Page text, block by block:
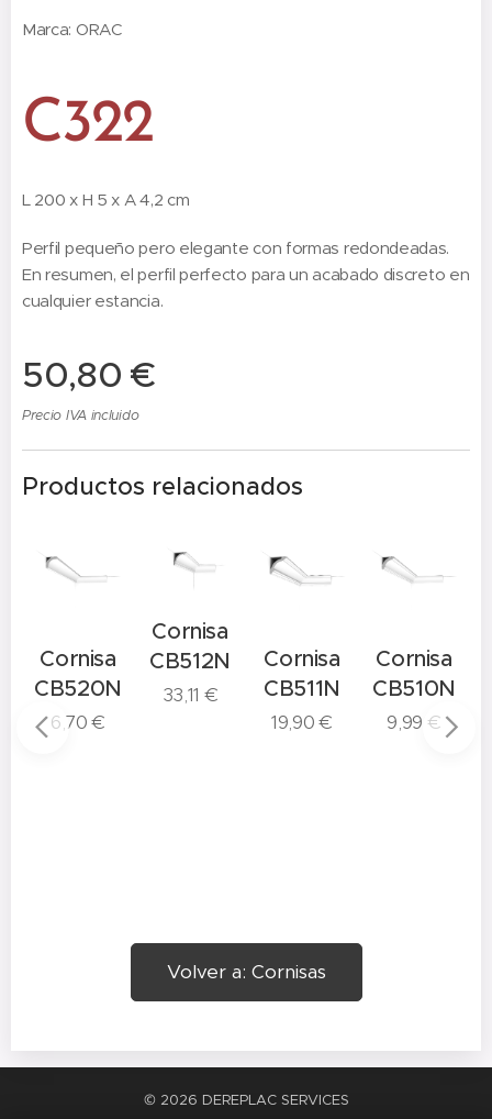
Marca: ORAC
C322
L 200 x H 5 x A 4,2 cm
Perfil pequeño pero elegante con formas redondeadas.
En resumen, el perfil perfecto para un acabado discreto en
cualquier estancia.
50,80 €
Precio IVA incluido
Productos relacionados
Cornisa
CB520N
6,70€
Cornisa
CB512N
33,11 €
Cornisa
CB511N
19,90€
Cornisa
CB510N
9,99 €
Volver a: Cornisas
© 2026 DEREPLAC SERVICES